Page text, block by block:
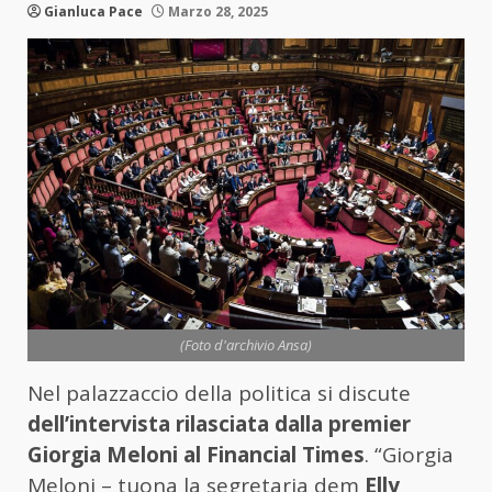
Gianluca Pace Marzo 28, 2025
(Foto d'archivio Ansa)
Nel palazzaccio della politica si discute
dell’intervista rilasciata dalla premier
Giorgia Meloni al Financial Times. “Giorgia
Meloni – tuona la segretaria dem Elly